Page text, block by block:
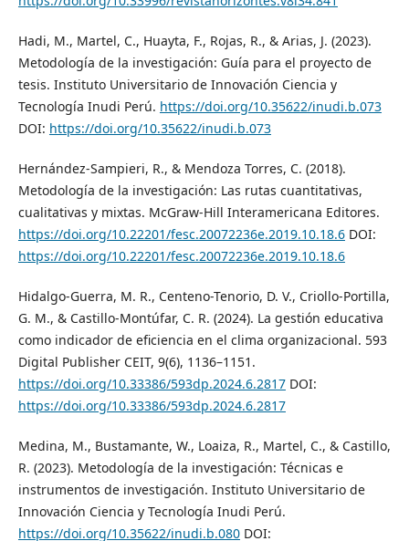
Hadi, M., Martel, C., Huayta, F., Rojas, R., & Arias, J. (2023).
Metodología de la investigación: Guía para el proyecto de
tesis. Instituto Universitario de Innovación Ciencia y
Tecnología Inudi Perú. https://doi.org/10.35622/inudi.b.073
DOI: https://doi.org/10.35622/inudi.b.073
Hernández-Sampieri, R., & Mendoza Torres, C. (2018).
Metodología de la investigación: Las rutas cuantitativas,
cualitativas y mixtas. McGraw-Hill Interamericana Editores.
https://doi.org/10.22201/fesc.20072236e.2019.10.18.6DOI:
https://doi.org/10.22201/fesc.20072236e.2019.10.18.6
Hidalgo-Guerra, M. R., Centeno-Tenorio, D. V., Criollo-Portilla,
G. M., & Castillo-Montúfar, C. R. (2024). La gestión educativa
como indicador de eficiencia en el clima organizacional. 593
Digital Publisher CEIT, 9(6), 1136–1151.
https://doi.org/10.33386/593dp.2024.6.2817DOI:
https://doi.org/10.33386/593dp.2024.6.2817
Medina, M., Bustamante, W., Loaiza, R., Martel, C., & Castillo,
R. (2023). Metodología de la investigación: Técnicas e
instrumentos de investigación. Instituto Universitario de
Innovación Ciencia y Tecnología Inudi Perú.
https://doi.org/10.35622/inudi.b.080DOI: